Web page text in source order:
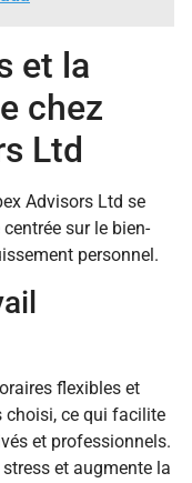
et la
chez
Ltd
Advisors Ltd se
sur le bien-
personnel.
flexibles et
choisi, ce qui facilite
et professionnels.
et augmente la